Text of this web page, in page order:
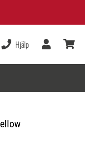
Hjälp